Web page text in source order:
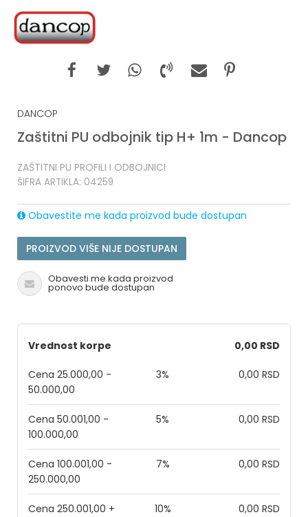
DANCOP
Zaštitni PU odbojnik tip H+ 1m - Dancop
ZAŠTITNI PU PROFILI I ODBOJNICI
ŠIFRA ARTIKLA: 04259
Obavestite me kada proizvod bude dostupan
PROIZVOD VIŠE NIJE DOSTUPAN
Obavesti me kada proizvod
ponovo bude dostupan
Vrednost korpe 0,00 RSD
Cena 25.000,00 -
50.000,00
3% 0,00 RSD
Cena 50.001,00 -
100.000,00
5% 0,00 RSD
Cena 100.001,00 -
250.000,00
7% 0,00 RSD
Cena 250.001,00 + 10% 0,00 RSD